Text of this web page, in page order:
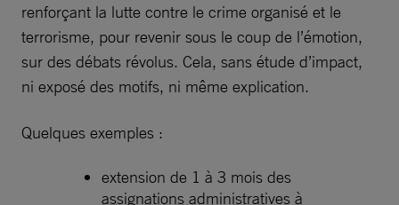
renforçant la lutte contre le crime organisé et le
terrorisme, pour revenir sous le coup de l’émotion,
sur des débats révolus. Cela, sans étude d’impact,
ni exposé des motifs, ni même explication.
Quelques exemples :
extension de 1 à 3 mois des
assignations administratives à